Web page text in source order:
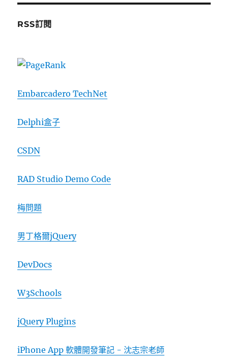
RSS訂閱
Embarcadero TechNet
Delphi盒子
CSDN
RAD Studio Demo Code
梅問題
男丁格爾jQuery
DevDocs
W3Schools
jQuery Plugins
iPhone App 軟體開發筆記 - 沈志宗老師